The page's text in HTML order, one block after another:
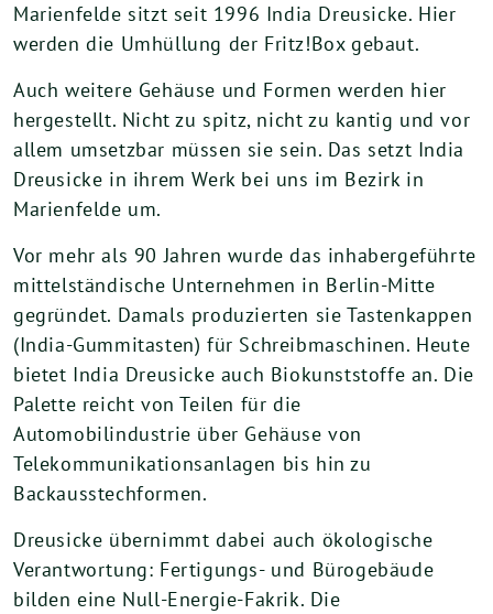
Marienfelde sitzt seit 1996 India Dreusicke. Hier
werden die Umhüllung der Fritz!Box gebaut.
Auch weitere Gehäuse und Formen werden hier
hergestellt. Nicht zu spitz, nicht zu kantig und vor
allem umsetzbar müssen sie sein. Das setzt India
Dreusicke in ihrem Werk bei uns im Bezirk in
Marienfelde um.
Vor mehr als 90 Jahren wurde das inhabergeführte
mittelständische Unternehmen in Berlin-Mitte
gegründet. Damals produzierten sie Tastenkappen
(India-Gummitasten) für Schreibmaschinen. Heute
bietet India Dreusicke auch Biokunststoffe an. Die
Palette reicht von Teilen für die
Automobilindustrie über Gehäuse von
Telekommunikationsanlagen bis hin zu
Backausstechformen.
Dreusicke übernimmt dabei auch ökologische
Verantwortung: Fertigungs- und Bürogebäude
bilden eine Null-Energie-Fakrik. Die